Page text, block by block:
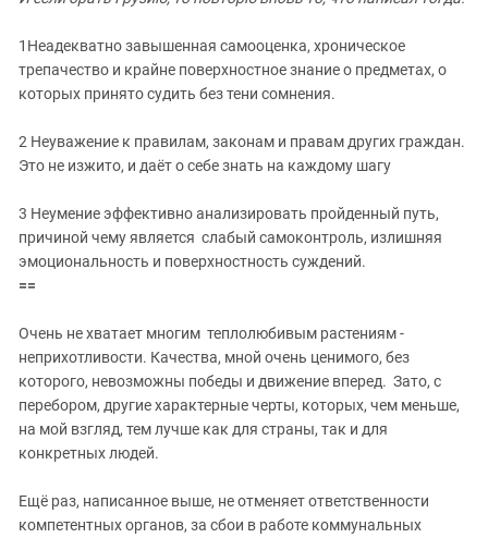
1Неадекватно завышенная самооценка, хроническое
трепачество и крайне поверхностное знание о предметах, о
которых принято судить без тени сомнения.
2 Неуважение к правилам, законам и правам других граждан.
Это не изжито, и даёт о себе знать на каждому шагу
3 Неумение эффективно анализировать пройденный путь,
причиной чему является слабый самоконтроль, излишняя
эмоциональность и поверхностность суждений.
==
Очень не хватает многим теплолюбивым растениям -
неприхотливости. Качества, мной очень ценимого, без
которого, невозможны победы и движение вперед. Зато, с
перебором, другие характерные черты, которых, чем меньше,
на мой взгляд, тем лучше как для страны, так и для
конкретных людей.
Ещё раз, написанное выше, не отменяет ответственности
компетентных органов, за сбои в работе коммунальных